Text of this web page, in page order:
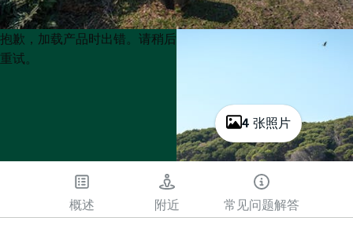
4 张照片
Product
List
Product
List
抱歉，加载产品时出错。请稍后
重试。
概述 附近 常见问题解答